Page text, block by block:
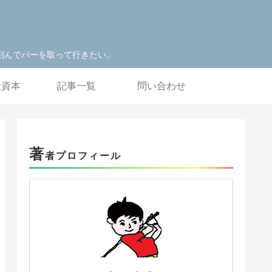
でパーを取って行きたい。
本 記事一覧 問い合わせ
著者プロフィール